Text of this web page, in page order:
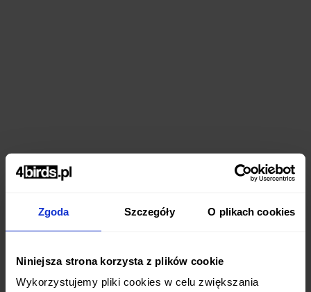
Zgoda Szczegóły O plikach cookies
Niniejsza strona korzysta z plików cookie
Wykorzystujemy pliki cookies w celu zwiększania